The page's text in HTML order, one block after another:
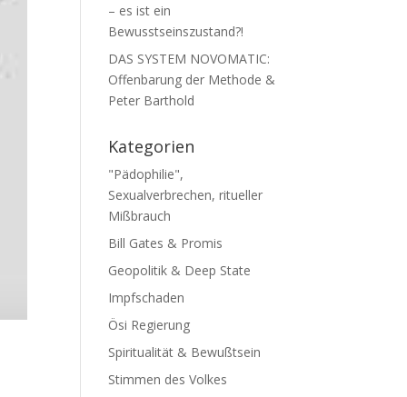
– es ist ein
Bewusstseinszustand?!
DAS SYSTEM NOVOMATIC:
Offenbarung der Methode &
Peter Barthold
Kategorien
"Pädophilie",
Sexualverbrechen, ritueller
Mißbrauch
Bill Gates & Promis
Geopolitik & Deep State
Impfschaden
Ösi Regierung
Spiritualität & Bewußtsein
Stimmen des Volkes